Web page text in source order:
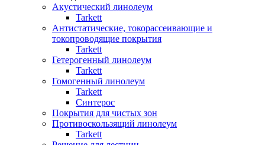
Акустический линолеум
Tarkett
Антистатические, токорассеивающие и
токопроводящие покрытия
Tarkett
Гетерогенный линолеум
Tarkett
Гомогенный линолеум
Tarkett
Синтерос
Покрытия для чистых зон
Противоскользящий линолеум
Tarkett